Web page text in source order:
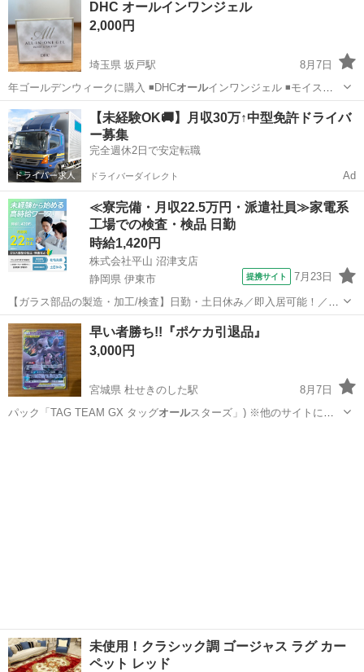
DHC オールインワンジェル
2,000円
埼玉県 坂戸駅
8月7日
年ゴールデンウィークに購入 ◾️DHCオールインワンジェル ◾️モイスト&
フェース…
埼玉 坂戸市 坂戸駅 スキンケア
【未経験OK🚚】月収30万↑中型免許ドライバ
ー募集
完全週休2日で安定転職
ドライバーダイレクト Ad
≪寮完備・月収22.5万円・派遣社員≫家電系
工場での検査・検品 日勤
時給1,420円
株式会社平山 沼津支店
静岡県 伊東市
提携サイト 7月23日
【ガラス部品の製造・加工/検査】日勤・土日休み／即入居可能！／伊
豆でのんびりライフ♪ ガラス部品の製造・加工/検査 【株式会社平山で
の正社員採用（無期雇用派遣）となります】 「2人で同じ職場で働き
たい」 「仕事も休みも一...
静岡 伊東市 その他
早い者勝ち!!『ポケカ引退品』
3,000円
宮城県 杜せきのした駅
8月7日
パック「TAG TEAM GX タッグオールスターズ」) ※他のサイトにも
未使用！クラシック調 ゴージャス ラグ カー
ペット レッド